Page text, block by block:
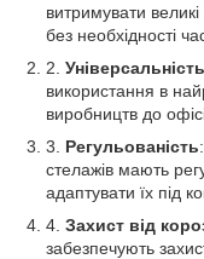
витримувати
без необхідності
Універсальність
використання в
виробництв до
Регульованість
стелажів мають
адаптувати їх під
Захист від
забезпечують